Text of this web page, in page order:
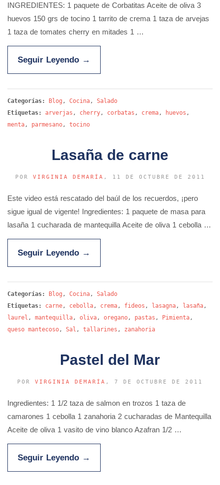
INGREDIENTES: 1 paquete de Corbatitas Aceite de oliva 3
huevos 150 grs de tocino 1 tarrito de crema 1 taza de arvejas
1 taza de tomates cherry en mitades 1 …
Seguir Leyendo →
Categorías: Blog , Cocina, Salado
Etiquetas:
arverjas , cherry, corbatas , crema, huevos ,
menta, parmesano, tocino
Lasaña de carne
POR VIRGINIA DEMARÍA , 11 DE OCTUBRE DE 2011
Este video está rescatado del baúl de los recuerdos, ¡pero
sigue igual de vigente! Ingredientes: 1 paquete de masa para
lasaña 1 cucharada de mantequilla Aceite de oliva 1 cebolla …
Seguir Leyendo →
Categorías: Blog , Cocina, Salado
Etiquetas:
carne, cebolla, crema, fideos , lasagna, lasaña,
laurel , mantequilla, oliva, oregano, pastas , Pimienta,
queso mantecoso, Sal , tallarines , zanahoria
Pastel del Mar
POR VIRGINIA DEMARÍA , 7 DE OCTUBRE DE 2011
Ingredientes: 1 1/2 taza de salmon en trozos 1 taza de
camarones 1 cebolla 1 zanahoria 2 cucharadas de Mantequilla
Aceite de oliva 1 vasito de vino blanco Azafran 1/2 …
Seguir Leyendo →